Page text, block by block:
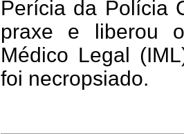
Perícia da Polícia
praxe e liberou
Médico Legal
foi necropsiado.